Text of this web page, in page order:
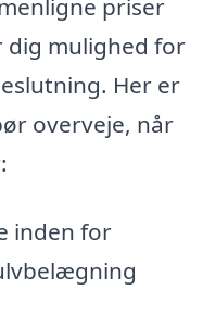
dig mulighed for
Her er
overveje, når
inden for